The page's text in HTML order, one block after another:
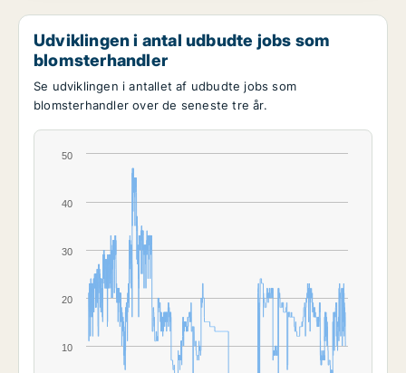
Udviklingen i antal udbudte jobs som
blomsterhandler
Se udviklingen i antallet af udbudte jobs som
blomsterhandler over de seneste tre år.
10
20
30
40
50